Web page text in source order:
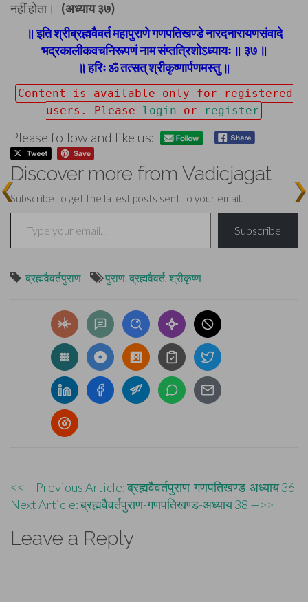
नहीं होता। (अध्याय ३७)
॥ इति श्रीब्रह्मवैवर्त महापुराणे गणपतिखण्डे नारदनारायणसंवादे
भद्रकालीकवचनिरूपणं नाम संप्तत्रिशोऽध्यायः ॥ ३७ ॥
॥ हरिः ॐ तत्सत् श्रीकृष्णार्पणमस्तु ॥
Content is available only for registered
users. Please login or register
Please follow and like us:
Discover more from Vadicjagat
Subscribe to get the latest posts sent to your email.
Type your email…
Subscribe
ब्रह्मवैवर्तपुराण पुराण ब्रह्मवैवर्त, श्रीकृष्ण
Post
navigation
<<— Previous Article: ब्रह्मवैवर्तपुराण-गणपतिखण्ड-अध्याय 36
Next Article: ब्रह्मवैवर्तपुराण-गणपतिखण्ड-अध्याय 38 —>>
Leave a Reply